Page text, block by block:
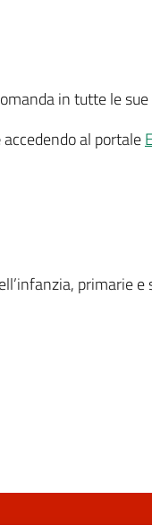
in tutte le sue
accedendo al portale
primarie